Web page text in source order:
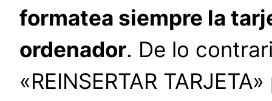
formatea siempre la
ordenador. De lo
«REINSERTAR